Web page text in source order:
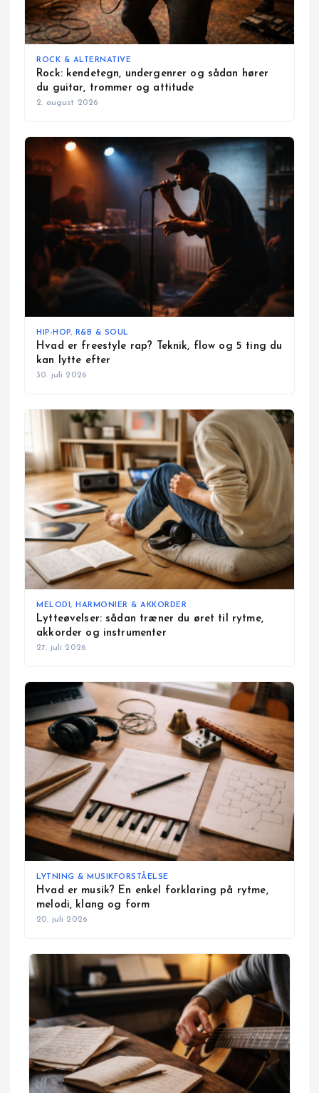
ROCK & ALTERNATIVE
Rock: kendetegn, undergenrer og sådan hører
du guitar, trommer og attitude
2. august 2026
HIP-HOP, R&B & SOUL
Hvad er freestyle rap? Teknik, flow og 5 ting du
kan lytte efter
30. juli 2026
MELODI, HARMONIER & AKKORDER
Lytteøvelser: sådan træner du øret til rytme,
akkorder og instrumenter
27. juli 2026
LYTNING & MUSIKFORSTÅELSE
Hvad er musik? En enkel forklaring på rytme,
melodi, klang og form
20. juli 2026